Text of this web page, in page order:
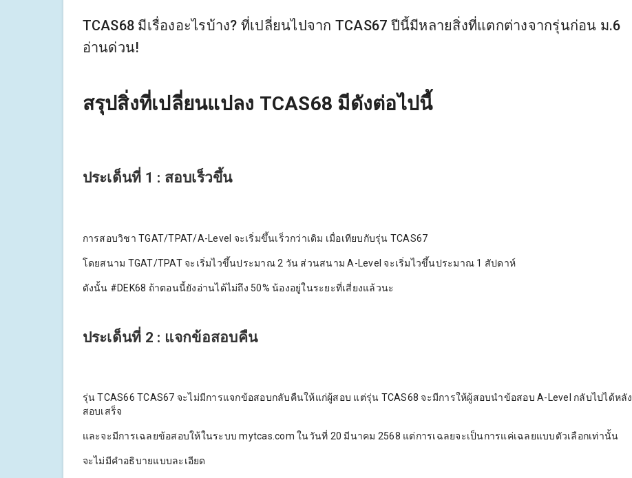
TCAS68 มีเรื่องอะไรบ้าง? ที่เปลี่ยนไปจาก TCAS67 ปีนี้มีหลายสิ่งที่แตกต่างจากรุ่นก่อน ม.6
อ่านด่วน!
สรุปสิ่งที่เปลี่ยนแปลง TCAS68 มีดังต่อไปนี้
ประเด็นที่ 1 : สอบเร็วขึ้น
การสอบวิชา TGAT/TPAT/A-Level จะเริ่มขึ้นเร็วกว่าเดิม เมื่อเทียบกับรุ่น TCAS67
โดยสนาม TGAT/TPAT จะเริ่มไวขึ้นประมาณ 2 วัน ส่วนสนาม A-Level จะเริ่มไวขึ้นประมาณ 1 สัปดาห์
ดังนั้น #DEK68 ถ้าตอนนี้ยังอ่านได้ไม่ถึง 50% น้องอยู่ในระยะที่เสี่ยงแล้วนะ
ประเด็นที่ 2 : แจกข้อสอบคืน
รุ่น TCAS66 TCAS67 จะไม่มีการแจกข้อสอบกลับคืนให้แก่ผู้สอบ แต่รุ่น TCAS68 จะมีการให้ผู้สอบนำข้อสอบ A-Level กลับไปได้หลัง
สอบเสร็จ
และจะมีการเฉลยข้อสอบให้ในระบบ mytcas.com ในวันที่ 20 มีนาคม 2568 แต่การเฉลยจะเป็นการแค่เฉลยแบบตัวเลือกเท่านั้น
จะไม่มีคำอธิบายแบบละเอียด